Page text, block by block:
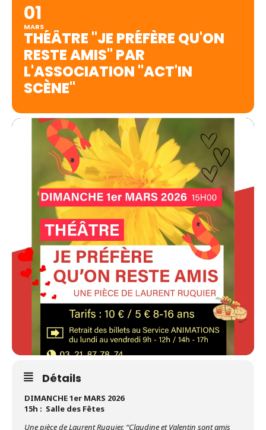
01
MARS
THÉÂTRE "JE PRÉFÈRE QU'ON
RESTE AMIS" PAR
L'ASSOCIATION "ACT'IN
SCÈNE"
Détails
DIMANCHE 1er MARS 2026
15h : Salle des Fêtes
Une pièce de Laurent Ruquier. “Claudine et Valentin sont amis